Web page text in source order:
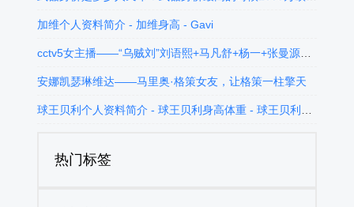
加维个人资料简介 - 加维身高 - Gavi
cctv5女主播——“乌贼刘”刘语熙+马凡舒+杨一+张曼源+杨茗茗，5大美女主播，你中意哪位？
安娜凯瑟琳维达——马里奥·格策女友，让格策一柱擎天
热门标签